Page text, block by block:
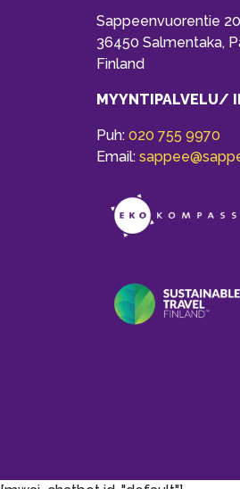
Sappeenvuorentie
36450 Salmentaka,
Finland
MYYNTIPALVELU/
Puh: 020 755 9970
Email: